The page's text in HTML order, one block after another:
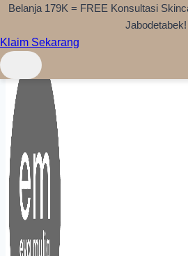
Skip to content
Belanja 179K = FREE Konsultasi
Jabodetabek!
Klaim Sekarang